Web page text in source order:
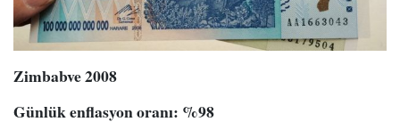
Zimbabve 2008
Günlük enflasyon oranı: %98